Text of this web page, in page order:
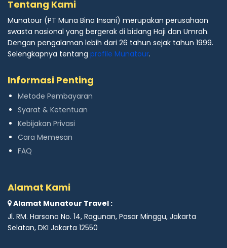
Tentang Kami
Munatour (PT Muna Bina Insani) merupakan perusahaan
swasta nasional yang bergerak di bidang Haji dan Umrah.
Dengan pengalaman lebih dari 26 tahun sejak tahun 1999.
Selengkapnya tentang profile Munatour.
Informasi Penting
Metode Pembayaran
Syarat & Ketentuan
Kebijakan Privasi
Cara Memesan
FAQ
Alamat Kami
Alamat Munatour Travel :
Jl. RM. Harsono No. 14, Ragunan, Pasar Minggu, Jakarta
Selatan, DKI Jakarta 12550